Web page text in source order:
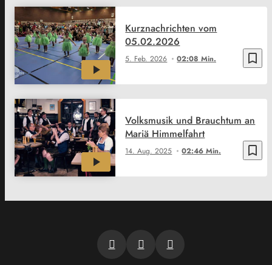
bookmark_border
5. Feb. 2026 02:08 Min.
Kurznachrichten vom
05.02.2026
bookmark_border
14. Aug. 2025 02:46 Min.
Volksmusik und Brauchtum an
Mariä Himmelfahrt